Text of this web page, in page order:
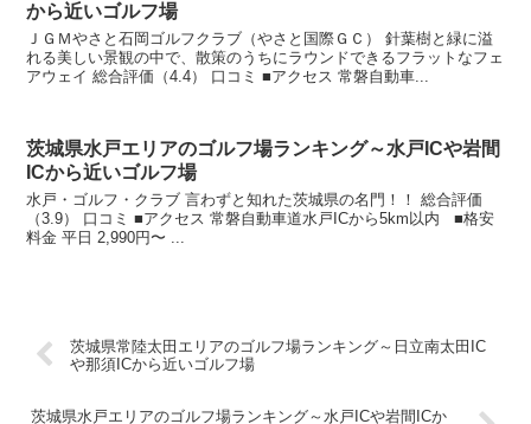
から近いゴルフ場
ＪＧＭやさと石岡ゴルフクラブ（やさと国際ＧＣ） 針葉樹と緑に溢
れる美しい景観の中で、散策のうちにラウンドできるフラットなフェ
アウェイ 総合評価（4.4） 口コミ ■アクセス 常磐自動車...
茨城県水戸エリアのゴルフ場ランキング～水戸ICや岩間
ICから近いゴルフ場
水戸・ゴルフ・クラブ 言わずと知れた茨城県の名門！！ 総合評価
（3.9） 口コミ ■アクセス 常磐自動車道水戸ICから5km以内 ■格安
茨城県常陸太田エリアのゴルフ場ランキング～日立南太田IC
や那須ICから近いゴルフ場
茨城県水戸エリアのゴルフ場ランキング～水戸ICや岩間ICか